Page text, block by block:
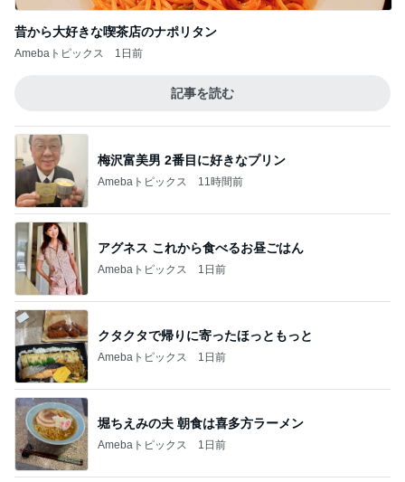
昔から大好きな喫茶店のナポリタン
Amebaトピックス 1日前
記事を読む
梅沢富美男 2番目に好きなプリン
Amebaトピックス 11時間前
アグネス これから食べるお昼ごはん
Amebaトピックス 1日前
クタクタで帰りに寄ったほっともっと
Amebaトピックス 1日前
堀ちえみの夫 朝食は喜多方ラーメン
Amebaトピックス 1日前